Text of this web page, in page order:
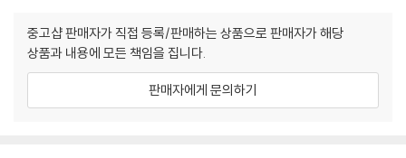
중고샵 판매자가 직접 등록/판매하는 상품으로 판매자가 해당
상품과 내용에 모든 책임을 집니다.
판매자에게 문의하기